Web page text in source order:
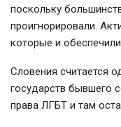
поскольку
проигнорировали.
которые и
Словения считается
государств бывшего
права ЛГБТ и там